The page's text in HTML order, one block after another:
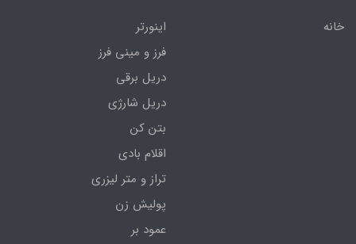
خانه
اینورتر
فرز و مینی فرز
دریل برقی
دریل شارژی
بتن کن
اقلام بادی
تراز و متر لیزری
پولیش زن
عمود بر